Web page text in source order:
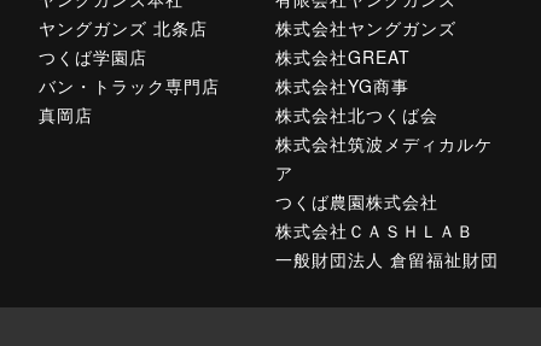
ヤングガンズ 北条店
つくば学園店
バン・トラック専門店
真岡店
株式会社ヤングガンズ
株式会社GREAT
株式会社YG商事
株式会社北つくば会
株式会社筑波メディカルケ
ア
つくば農園株式会社
株式会社ＣＡＳＨＬＡＢ
一般財団法人 倉留福祉財団